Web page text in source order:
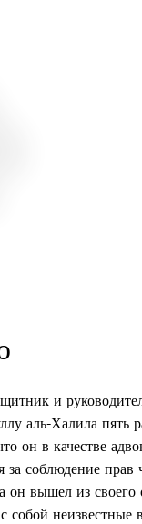
и
аль-Халила пять
он в качестве
соблюдение прав
он вышел из своего
с собой